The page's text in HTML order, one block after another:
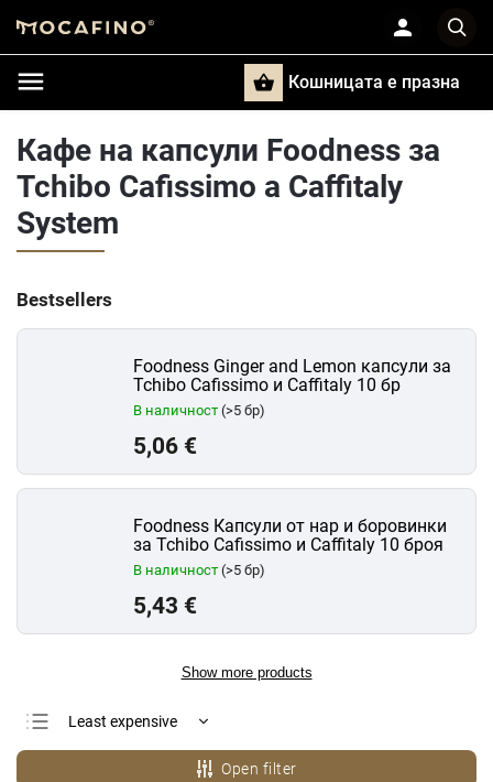
Кошницата e празна
Кафе на капсули Foodness за
Tchibo Cafissimo a Caffitaly
System
Bestsellers
Foodness Ginger and Lemon капсули за
Tchibo Cafissimo и Caffitaly 10 бр
В наличност (>5 бр)
5,06 €
Foodness Капсули от нар и боровинки
за Tchibo Cafissimo и Caffitaly 10 броя
В наличност (>5 бр)
5,43 €
Show more products
Least expensive
Open filter